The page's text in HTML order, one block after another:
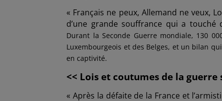
« Français ne peux, Allemand ne veux,
d’une grande souffrance qui a
Durant la Seconde Guerre mondiale, 130
Luxembourgeois et des Belges, et un bilan
en captivité.
<< Lois et coutumes de la guerre
« Après la défaite de la France et